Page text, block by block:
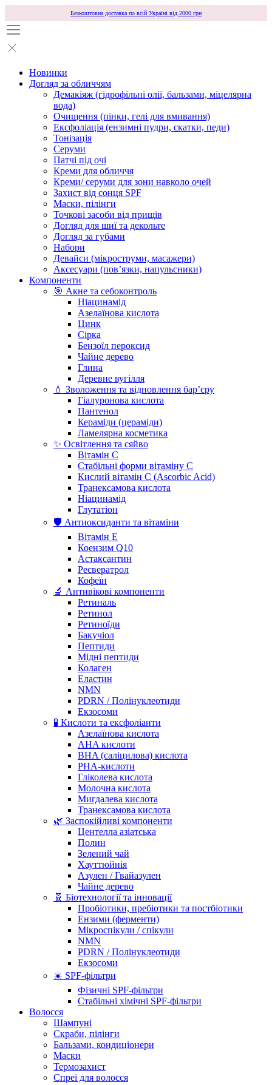
Безкоштовна доставка по всій Україні від 2000 грн
Новинки
Догляд за обличчям
Демакіяж (гідрофільні олії, бальзами, міцелярна
вода)
Очищення (пінки, гелі для вмивання)
Ексфоліація (ензимні пудри, скатки, педи)
Тонізація
Серуми
Патчі під очі
Креми для обличчя
Креми/ серуми для зони навколо очей
Захист від сонця SPF
Маски, пілінги
Точкові засоби від прищів
Догляд для шиї та декольте
Догляд за губами
Набори
Девайси (мікроструми, масажери)
Аксесуари (повʼязки, напульсники)
Компоненти
🎯 Акне та себоконтроль
Ніацинамід
Азелаїнова кислота
Цинк
Сірка
Бензоїл пероксид
Чайне дерево
Глина
Деревне вугілля
💧 Зволоження та відновлення бар’єру
Гіалуронова кислота
Пантенол
Кераміди (цераміди)
Ламелярна косметика
✨ Освітлення та сяйво
Вітамін С
Стабільні форми вітаміну С
Кислий вітамін С (Ascorbic Acid)
Транексамова кислота
Ніацинамід
Глутатіон
🛡️ Антиоксиданти та вітаміни
Вітамін Е
Коензим Q10
Астаксантин
Ресвератрол
Кофеїн
🔬 Антивікові компоненти
Ретиналь
Ретинол
Ретиноїди
Бакучіол
Пептиди
Мідні пептиди
Колаген
Еластин
NMN
PDRN / Полінуклеотиди
Екзосоми
🧪 Кислоти та ексфоліанти
Азелаїнова кислота
AHA кислоти
BHA (саліцилова) кислота
PHA-кислоти
Гліколева кислота
Молочна кислота
Мигдалева кислота
Транексамова кислота
🌿 Заспокійливі компоненти
Центелла азіатська
Полин
Зелений чай
Хауттюйнія
Азулен / Гвайазулен
Чайне дерево
🧬 Біотехнології та інновації
Пробіотики, пребіотики та постбіотики
Ензими (ферменти)
Мікроспікули / спікули
NMN
PDRN / Полінуклеотиди
Екзосоми
☀️ SPF-фільтри
Фізичні SPF-фільтри
Стабільні хімічні SPF-фільтри
Волосся
Шампуні
Скраби, пілінги
Бальзами, кондиціонери
Маски
Термозахист
Спреї для волосся